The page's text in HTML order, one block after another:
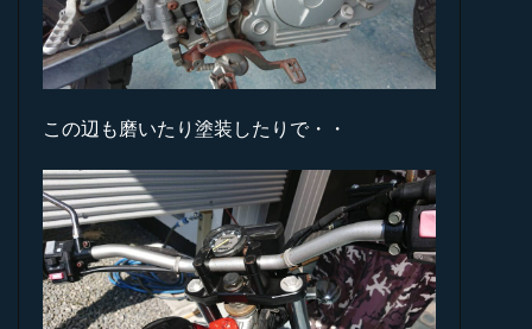
この辺も磨いたり塗装したりで・・